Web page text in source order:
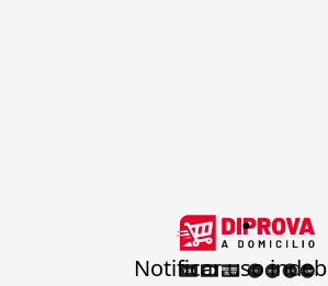
.
Notificar uso